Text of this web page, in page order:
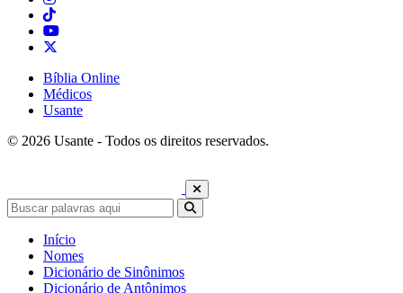
Bíblia Online
Médicos
Usante
© 2026 Usante - Todos os direitos reservados.
Início
Nomes
Dicionário de Sinônimos
Dicionário de Antônimos